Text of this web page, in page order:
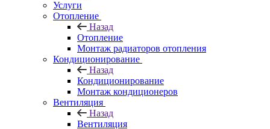
Услуги
Отопление
Назад
Отопление
Монтаж радиаторов отопления
Кондиционирование
Назад
Кондиционирование
Монтаж кондиционеров
Вентиляция
Назад
Вентиляция